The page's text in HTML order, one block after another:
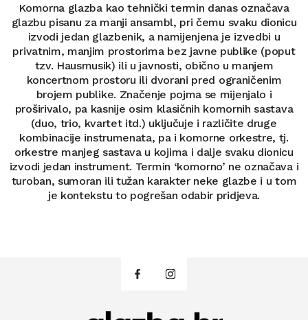
Komorna glazba kao tehnički termin danas označava
glazbu pisanu za manji ansambl, pri čemu svaku dionicu
izvodi jedan glazbenik, a namijenjena je izvedbi u
privatnim, manjim prostorima bez javne publike (poput
tzv. Hausmusik) ili u javnosti, obično u manjem
koncertnom prostoru ili dvorani pred ograničenim
brojem publike. Značenje pojma se mijenjalo i
proširivalo, pa kasnije osim klasičnih komornih sastava
(duo, trio, kvartet itd.) uključuje i različite druge
kombinacije instrumenata, pa i komorne orkestre, tj.
orkestre manjeg sastava u kojima i dalje svaku dionicu
izvodi jedan instrument. Termin ‘komorno’ ne označava i
turoban, sumoran ili tužan karakter neke glazbe i u tom
je kontekstu to pogrešan odabir pridjeva.